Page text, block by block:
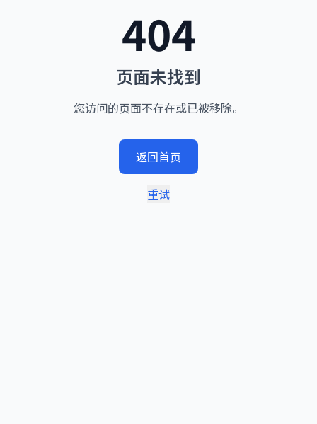
404
页面未找到
您访问的页面不存在或已被移除。
返回首页
重试